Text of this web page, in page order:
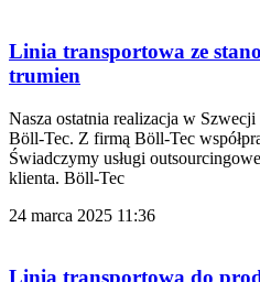
Linia transportowa ze
trumien
Nasza ostatnia realizacja w
Böll-Tec. Z firmą Böll-Tec
Świadczymy usługi
klienta. Böll-Tec
24 marca 2025 11:36